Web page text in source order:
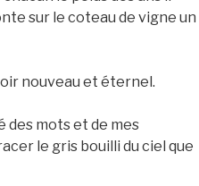
sur le coteau de vigne un
nouveau et éternel.
des mots et de mes
le gris bouilli du ciel que